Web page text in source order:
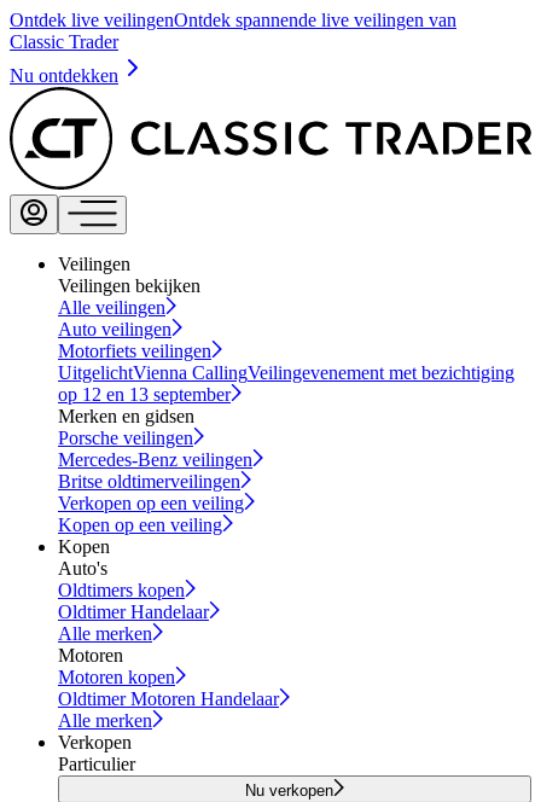
Ontdek live veilingenOntdek spannende live veilingen van
Classic Trader
Nu ontdekken
Veilingen
Veilingen bekijken
Alle veilingen
Auto veilingen
Motorfiets veilingen
UitgelichtVienna CallingVeilingevenement met bezichtiging
op 12 en 13 september
Merken en gidsen
Porsche veilingen
Mercedes-Benz veilingen
Britse oldtimerveilingen
Verkopen op een veiling
Kopen op een veiling
Kopen
Auto's
Oldtimers kopen
Oldtimer Handelaar
Alle merken
Motoren
Motoren kopen
Oldtimer Motoren Handelaar
Alle merken
Verkopen
Particulier
Nu verkopen